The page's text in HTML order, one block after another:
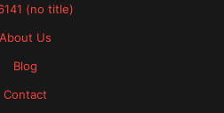
(no title)
About Us
Blog
Contact